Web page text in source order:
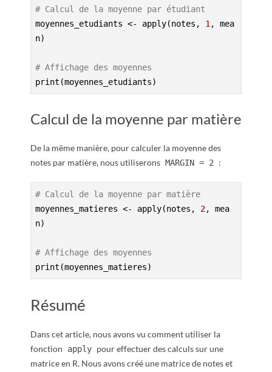
# Calcul de la moyenne par étudiant
moyennes_etudiants <- apply(notes, 1, mea
n)
# Affichage des moyennes
print(moyennes_etudiants)
Calcul de la moyenne par matière
De la même manière, pour calculer la moyenne des
notes par matière, nous utiliserons MARGIN = 2 :
# Calcul de la moyenne par matière
moyennes_matieres <- apply(notes, 2, mea
n)
# Affichage des moyennes
print(moyennes_matieres)
Résumé
Dans cet article, nous avons vu comment utiliser la
fonction
apply pour effectuer des calculs sur une
matrice en R. Nous avons créé une matrice de notes et